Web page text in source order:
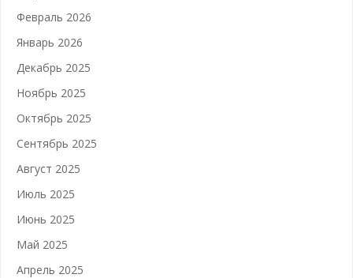
Февраль 2026
Январь 2026
Декабрь 2025
Ноябрь 2025
Октябрь 2025
Сентябрь 2025
Август 2025
Июль 2025
Июнь 2025
Май 2025
Апрель 2025